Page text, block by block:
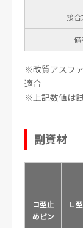
接合
備
※改質アスフ
適合
※上記数値は
副資材
コ型止
めピン
Ｌ